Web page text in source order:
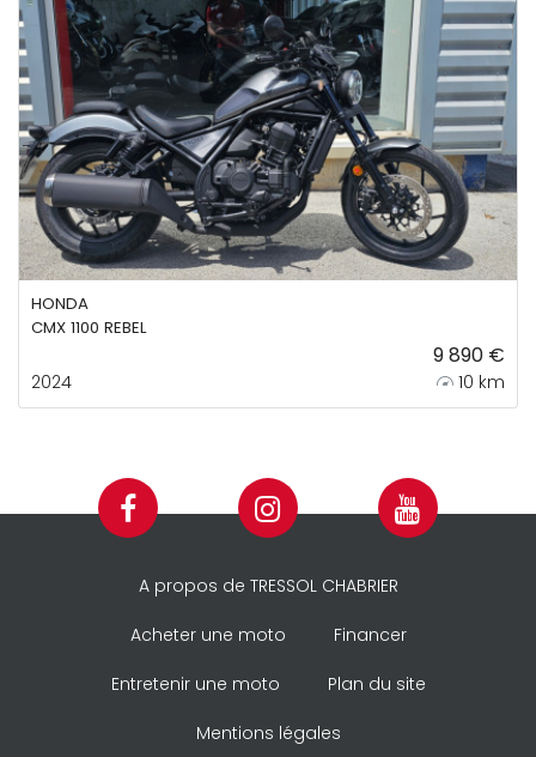
HONDA
CMX 1100 REBEL
9 890 €
2024 10 km
A propos de TRESSOL CHABRIER
Acheter une moto Financer
Entretenir une moto Plan du site
Mentions légales